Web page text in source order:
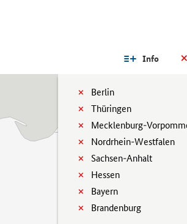
Info
Berlin
Thüringen
Mecklenburg-
Nordrhein-Westfalen
Sachsen-Anhalt
Hessen
Bayern
Brandenburg